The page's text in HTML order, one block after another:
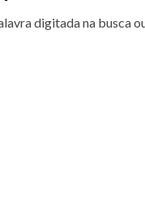
digitada na busca